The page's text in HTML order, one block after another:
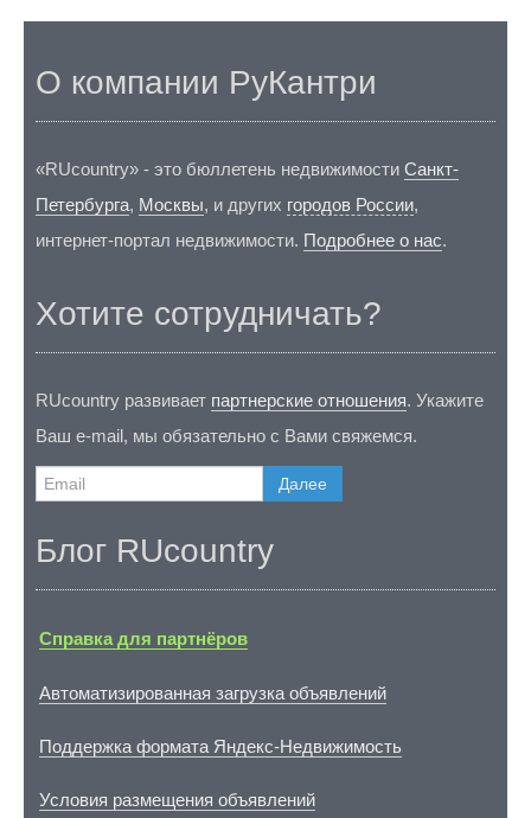
О компании РуКантри
«RUcountry» - это бюллетень недвижимости Санкт-
Петербурга, Москвы, и других городов России,
интернет-портал недвижимости. Подробнее о нас.
Хотите сотрудничать?
RUcountry развивает партнерские отношения. Укажите
Ваш e-mail, мы обязательно с Вами свяжемся.
Далее
Блог RUcountry
Справка для партнёров
Автоматизированная загрузка объявлений
Поддержка формата Яндекс-Недвижимость
Условия размещения объявлений